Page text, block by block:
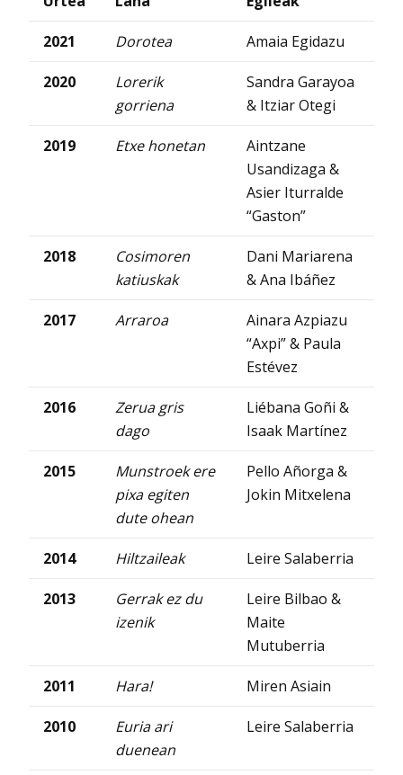
2021 Dorotea Amaia Egidazu
2020
Lorerik
gorriena
Sandra Garayoa
& Itziar Otegi
2019 Etxe honetan
Aintzane
Usandizaga &
Asier Iturralde
“Gaston”
2018
Cosimoren
katiuskak
Dani Mariarena
& Ana Ibáñez
2017 Arraroa
Ainara Azpiazu
“Axpi” & Paula
Estévez
2016
Zerua gris
dago
Liébana Goñi &
Isaak Martínez
2015
Munstroek ere
pixa egiten
dute ohean
Pello Añorga &
Jokin Mitxelena
2014 Hiltzaileak Leire Salaberria
2013
Gerrak ez du
izenik
Leire Bilbao &
Maite
Mutuberria
2011 Hara! Miren Asiain
2010
Euria ari
duenean
Leire Salaberria